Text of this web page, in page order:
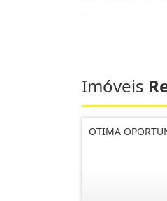
Imóveis
OTIMA